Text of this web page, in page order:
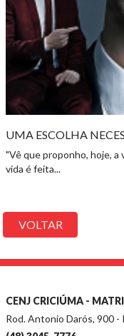
UMA ESCOLHA
"Vê que proponho, hoje, a
vida é feita...
VOLTAR
CENJ CRICIÚMA -
Rod. Antonio Darós, 900 -